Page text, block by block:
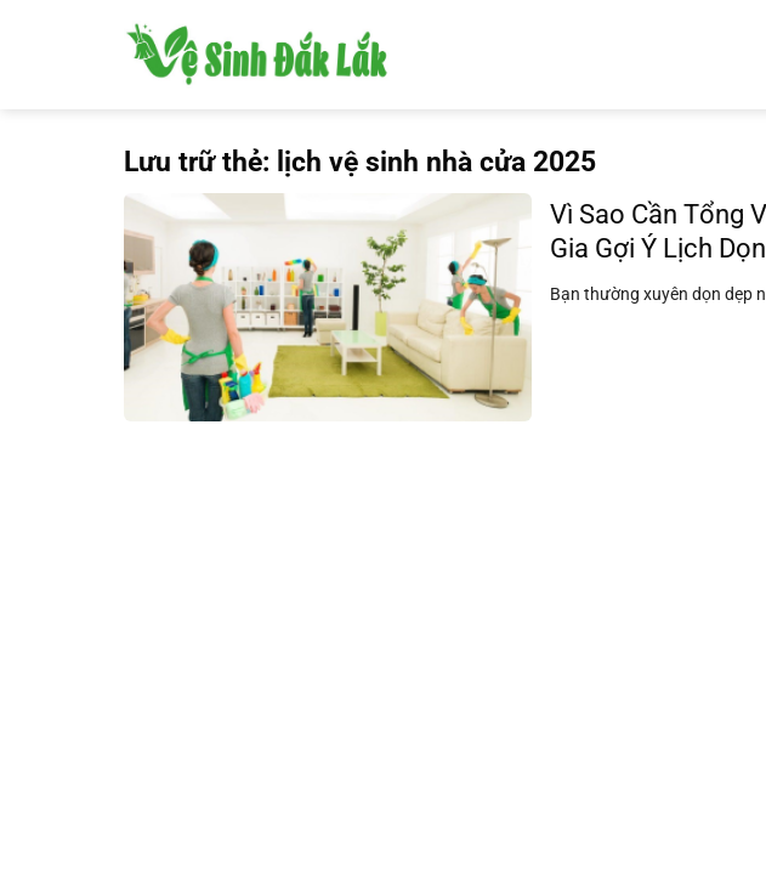
Lưu trữ thẻ: lịch vệ sinh nhà cửa 2025
Vì Sao Cần Tổng
Gia Gợi Ý Lịch
Bạn thường xuyên dọn dẹp